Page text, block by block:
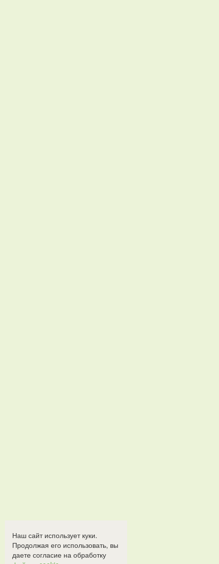
Наш сайт использует куки.
Продолжая его использовать, вы
даете согласие на обработку